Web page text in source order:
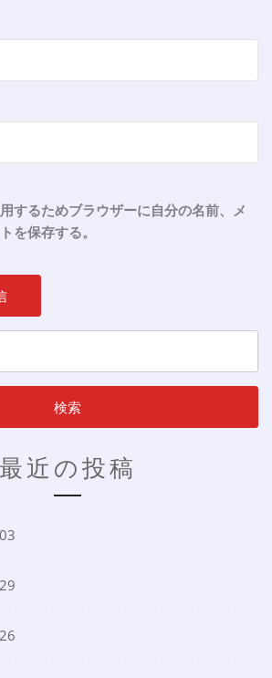
するためブラウザーに自分の名前、メ
を保存する。
最近の投稿